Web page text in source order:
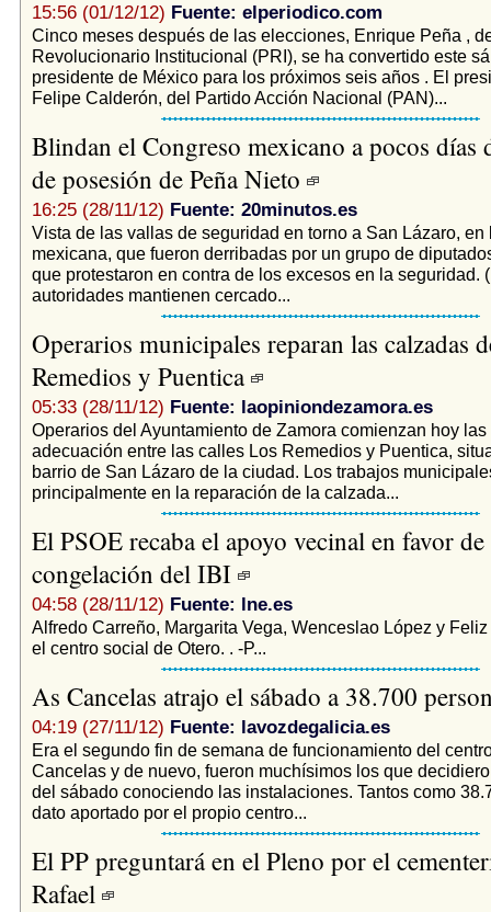
15:56 (01/12/12) Fuente: elperiodico.com
Cinco meses después de las elecciones, Enrique Peña ,
Revolucionario Institucional (PRI), se ha convertido este
presidente de México para los próximos seis años . El
Felipe Calderón, del Partido Acción Nacional (PAN)...
Blindan el Congreso mexicano a pocos días
de posesión de Peña Nieto
16:25 (28/11/12) Fuente: 20minutos.es
Vista de las vallas de seguridad en torno a San Lázaro, en
mexicana, que fueron derribadas por un grupo de
que protestaron en contra de los excesos en la seguridad.
autoridades mantienen cercado...
Operarios municipales reparan las calzadas
Remedios y Puentica
05:33 (28/11/12) Fuente: laopiniondezamora.es
Operarios del Ayuntamiento de Zamora comienzan hoy las
adecuación entre las calles Los Remedios y Puentica,
barrio de San Lázaro de la ciudad. Los trabajos
principalmente en la reparación de la calzada...
El PSOE recaba el apoyo vecinal en favor de
congelación del IBI
04:58 (28/11/12) Fuente: lne.es
Alfredo Carreño, Margarita Vega, Wenceslao López y
el centro social de Otero. . -P...
As Cancelas atrajo el sábado a 38.700
04:19 (27/11/12) Fuente: lavozdegalicia.es
Era el segundo fin de semana de funcionamiento del
Cancelas y de nuevo, fueron muchísimos los que
del sábado conociendo las instalaciones. Tantos como
dato aportado por el propio centro...
El PP preguntará en el Pleno por el
Rafael